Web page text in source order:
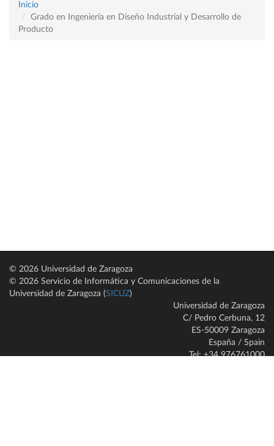
Inicio
Grado en Ingeniería en Diseño Industrial y Desarrollo de
Producto
© 2026 Universidad de Zaragoza
© 2026 Servicio de Informática y Comunicaciones de la
Universidad de Zaragoza (SICUZ)
Universidad de Zaragoza
C/ Pedro Cerbuna, 12
ES-50009 Zaragoza
España / Spain
Tel: +34 976761000